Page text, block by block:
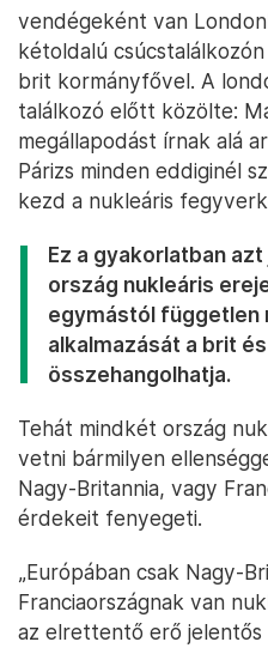
vendégeként van
kétoldalú
brit kormányfővel. A
találkozó előtt közölte:
megállapodást írnak alá
Párizs minden eddiginél
kezd a nukleáris
Ez a gyakorlatban
ország nukleáris
egymástól független
alkalmazását a brit
összehangolhatja.
Tehát mindkét ország
vetni bármilyen
Nagy-Britannia, vagy
érdekeit fenyegeti.
„Európában csak Nagy-
Franciaországnak van
az elrettentő erő